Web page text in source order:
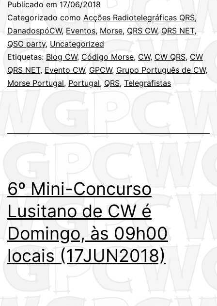
Publicado em 17/06/2018
Categorizado como Acções Radiotelegráficas QRS,
DanadospóCW, Eventos, Morse, QRS CW, QRS NET,
QSO party, Uncategorized
Etiquetas: Blog CW, Código Morse, CW, CW QRS, CW
QRS NET, Evento CW, GPCW, Grupo Português de CW,
Morse Portugal, Portugal, QRS, Telegrafistas
6º Mini-Concurso
Lusitano de CW é
Domingo, às 09h00
locais (17JUN2018)